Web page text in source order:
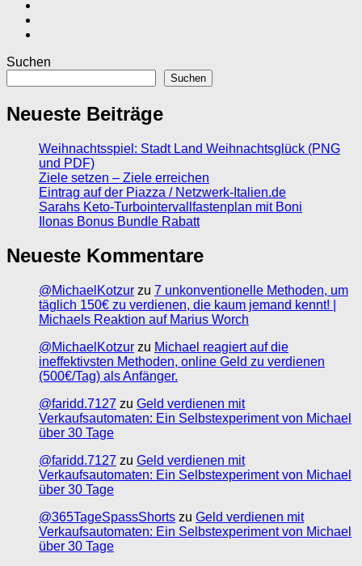
Suchen
Suchen
Neueste Beiträge
Weihnachtsspiel: Stadt Land Weihnachtsglück (PNG
und PDF)
Ziele setzen – Ziele erreichen
Eintrag auf der Piazza / Netzwerk-Italien.de
Sarahs Keto-Turbointervallfastenplan mit Boni
Ilonas Bonus Bundle Rabatt
Neueste Kommentare
@MichaelKotzur zu 7 unkonventionelle Methoden, um
täglich 150€ zu verdienen, die kaum jemand kennt! |
Michaels Reaktion auf Marius Worch
@MichaelKotzur zu Michael reagiert auf die
ineffektivsten Methoden, online Geld zu verdienen
(500€/Tag) als Anfänger.
@faridd.7127 zu Geld verdienen mit
Verkaufsautomaten: Ein Selbstexperiment von Michael
über 30 Tage
@faridd.7127 zu Geld verdienen mit
Verkaufsautomaten: Ein Selbstexperiment von Michael
über 30 Tage
@365TageSpassShorts zu Geld verdienen mit
Verkaufsautomaten: Ein Selbstexperiment von Michael
über 30 Tage